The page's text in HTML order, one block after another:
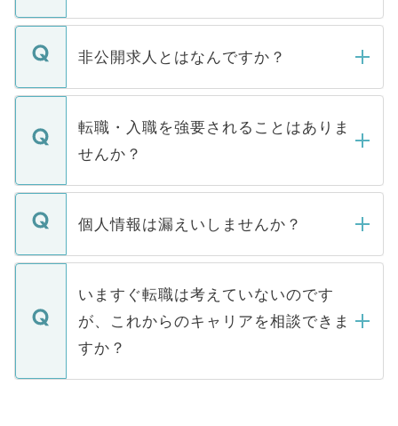
ご登録いただきましたら、弊社担当者がご
登録内容を確認し、その後メールもしくは
ます。通常、5営業日以内にはご連絡をせて
いただきますので、しばらくお待ちくださ
非公開求人とはなんですか？
マイナビDOCTORで取り扱っている求人の
うち約3割は、Webサイトからご覧いただ
けない「非公開求人」です。非公開求人は
下記の理由によって、一般には公開してい
ません。
■応募殺到を避けるため 人気のある医療機
関を公にしてしまうと、応募が殺到する場
に、医療機関が求める条件に合った人材の
みを人材紹介会社に依頼するケースが増え
ています。
転職・入職を強要されることはありま
せんか？
転職・入職を強要することは一切ありませ
ん。また、仮に応募先から内定をいただい
定を承諾する必要はありません。内定先へ
の辞退の連絡はキャリアパートナーが行い
個人情報は漏えいしませんか？
個人情報が漏えいすることはありませんの
で、ご安心ください。当サイトからの登録
などで収集したご登録者様の個人情報は、
ご本人のキャリアアップおよび転職活動の
支援を目的に使用いたします。お預かりし
ているすべての個人データはご本人の許可
いますぐ転職は考えていないのです
が、これからのキャリアを相談できま
すか？